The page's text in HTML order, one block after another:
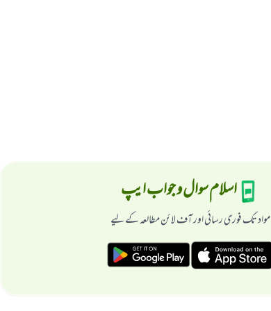
اسلام سوال و جواب ایپ
مواد تک فوری رسائی اور آف لائن مطالعہ کے لیے